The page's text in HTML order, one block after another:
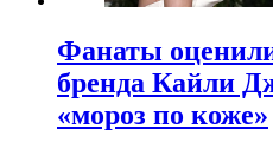
Фанаты
бренда Кайли
«мороз по коже»